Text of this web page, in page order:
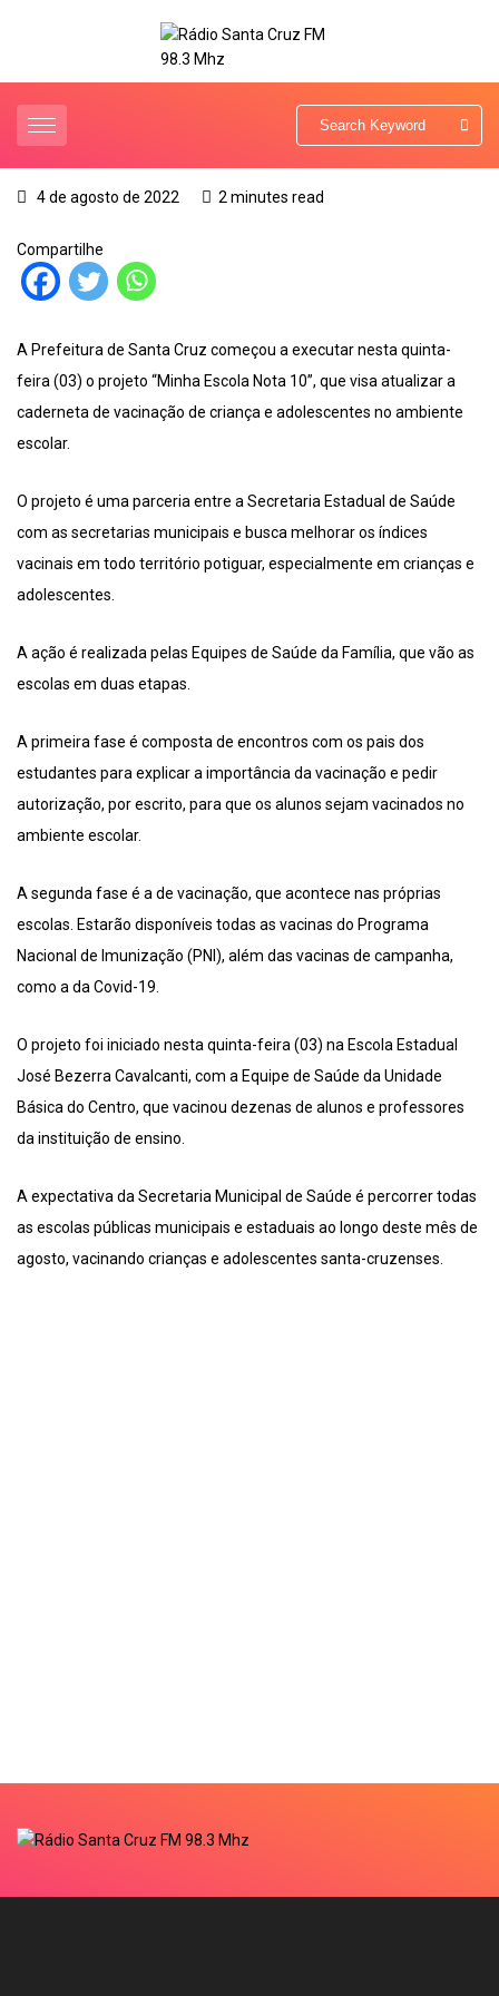
4 de agosto de 2022 2 minutes read
Compartilhe
A Prefeitura de Santa Cruz começou a executar nesta quinta-
feira (03) o projeto “Minha Escola Nota 10”, que visa atualizar a
caderneta de vacinação de criança e adolescentes no ambiente
escolar.
O projeto é uma parceria entre a Secretaria Estadual de Saúde
com as secretarias municipais e busca melhorar os índices
vacinais em todo território potiguar, especialmente em crianças e
adolescentes.
A ação é realizada pelas Equipes de Saúde da Família, que vão as
escolas em duas etapas.
A primeira fase é composta de encontros com os pais dos
estudantes para explicar a importância da vacinação e pedir
autorização, por escrito, para que os alunos sejam vacinados no
ambiente escolar.
A segunda fase é a de vacinação, que acontece nas próprias
escolas. Estarão disponíveis todas as vacinas do Programa
Nacional de Imunização (PNI), além das vacinas de campanha,
como a da Covid-19.
O projeto foi iniciado nesta quinta-feira (03) na Escola Estadual
José Bezerra Cavalcanti, com a Equipe de Saúde da Unidade
Básica do Centro, que vacinou dezenas de alunos e professores
da instituição de ensino.
A expectativa da Secretaria Municipal de Saúde é percorrer todas
as escolas públicas municipais e estaduais ao longo deste mês de
agosto, vacinando crianças e adolescentes santa-cruzenses.